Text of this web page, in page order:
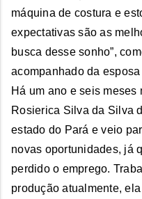
máquina de costura e
expectativas são as
busca desse sonho”,
acompanhado da
Há um ano e seis meses
Rosierica Silva da Silva
estado do Pará e veio
novas oportunidades, já
perdido o emprego.
produção atualmente,